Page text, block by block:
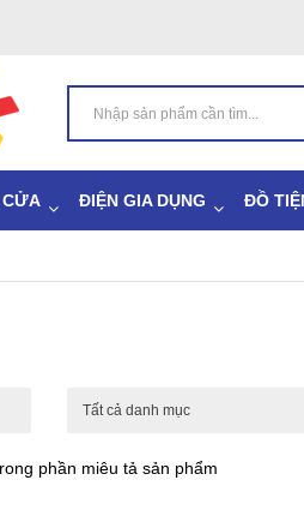
CỬA ĐIỆN GIA DỤNG ĐỒ
phần miêu tả sản phẩm